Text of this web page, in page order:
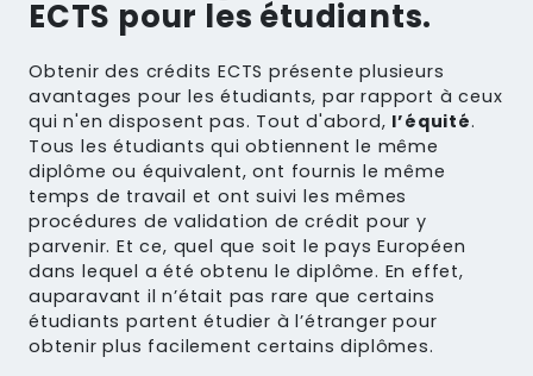
ECTS pour les étudiants.
Obtenir des crédits ECTS présente plusieurs
avantages pour les étudiants, par rapport à ceux
qui n'en disposent pas. Tout d'abord, l’équité.
Tous les étudiants qui obtiennent le même
diplôme ou équivalent, ont fournis le même
temps de travail et ont suivi les mêmes
procédures de validation de crédit pour y
parvenir. Et ce, quel que soit le pays Européen
dans lequel a été obtenu le diplôme. En effet,
auparavant il n’était pas rare que certains
étudiants partent étudier à l’étranger pour
obtenir plus facilement certains diplômes.